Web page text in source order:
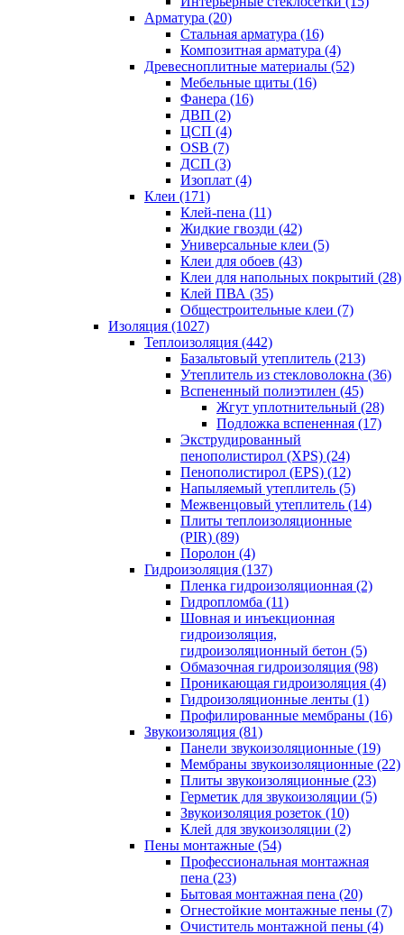
Арматура (20)
Стальная арматура (16)
Композитная арматура (4)
Древесноплитные материалы (52)
Мебельные щиты (16)
Фанера (16)
ДВП (2)
ЦСП (4)
OSB (7)
ДСП (3)
Изоплат (4)
Клеи (171)
Клей-пена (11)
Жидкие гвозди (42)
Универсальные клеи (5)
Клеи для обоев (43)
Клеи для напольных покрытий (28)
Клей ПВА (35)
Общестроительные клеи (7)
Изоляция (1027)
Теплоизоляция (442)
Базальтовый утеплитель (213)
Утеплитель из стекловолокна (36)
Вспененный полиэтилен (45)
Жгут уплотнительный (28)
Подложка вспененная (17)
Экструдированный
пенополистирол (XPS) (24)
Пенополистирол (EPS) (12)
Напыляемый утеплитель (5)
Межвенцовый утеплитель (14)
Плиты теплоизоляционные
(PIR) (89)
Поролон (4)
Гидроизоляция (137)
Пленка гидроизоляционная (2)
Гидропломба (11)
Шовная и инъекционная
гидроизоляция,
гидроизоляционный бетон (5)
Обмазочная гидроизоляция (98)
Проникающая гидроизоляция (4)
Гидроизоляционные ленты (1)
Профилированные мембраны (16)
Звукоизоляция (81)
Панели звукоизоляционные (19)
Мембраны звукоизоляционные (22)
Плиты звукоизоляционные (23)
Герметик для звукоизоляции (5)
Звукоизоляция розеток (10)
Клей для звукоизоляции (2)
Пены монтажные (54)
Профессиональная монтажная
пена (23)
Бытовая монтажная пена (20)
Огнестойкие монтажные пены (7)
Очиститель монтажной пены (4)